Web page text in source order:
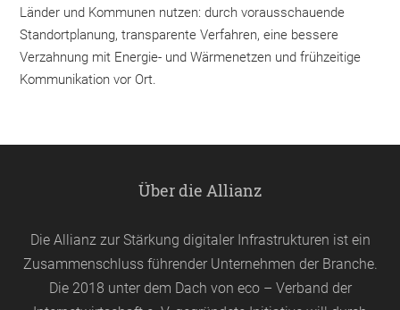
Länder und Kommunen nutzen: durch vorausschauende
Standortplanung, transparente Verfahren, eine bessere
Verzahnung mit Energie- und Wärmenetzen und frühzeitige
Kommunikation vor Ort.
Über die Allianz
Die Allianz zur Stärkung digitaler Infrastrukturen ist ein
Zusammenschluss führender Unternehmen der Branche.
Die 2018 unter dem Dach von eco– Verband der